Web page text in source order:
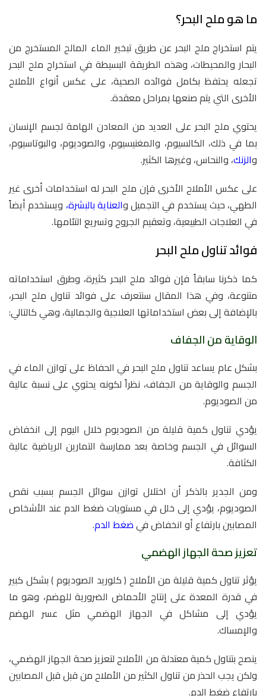
ما هو ملح البحر؟
يتم استخراج ملح البحر عن طريق تبخير الماء المالح المستخرج من
البحار والمحيطات، وهذه الطريقة البسيطة في استخراج ملح البحر
تجعله يحتفظ بكامل فوائده الصحية، على عكس أنواع الأملاح
الأخرى التي يتم صنعها بمراحل معقدة.
يحتوي ملح البحر على العديد من المعادن الهامة لجسم الإنسان
بما في ذلك، الكالسيوم، والمغنيسيوم، والصوديوم، والبوتاسيوم،
والزنك، والنحاس، وغيرها الكثير.
على عكس الأملاح الأخرى فإن ملح البحر له استخدامات أخرى غير
الطهي، حيث يستخدم في التجميل والعناية بالبشرة، ويستخدم أيضاً
في العلاجات الطبيعية، وتعقيم الجروح وتسريع التئامها.
فوائد تناول ملح البحر
كما ذكرنا سابقاً فإن فوائد ملح البحر كثيرة، وطرق استخداماته
متنوعة، وفي هذا المقال سنتعرف على فوائد تناول ملح البحر،
بالإضافة إلى بعض استخداماتها العلاجية والجمالية، وهي كالتالي:
الوقاية من الجفاف
بشكل عام يساعد تناول ملح البحر في الحفاظ على توازن الماء في
الجسم والوقاية من الجفاف، نظراً لكونه يحتوي على نسبة عالية
من الصوديوم.
يؤدي تناول كمية قليلة من الصوديوم خلال اليوم إلى انخفاض
السوائل في الجسم وخاصة بعد ممارسة التمارين الرياضية عالية
الكثافة.
ومن الجدير بالذكر أن اختلال توازن سوائل الجسم بسبب نقص
الصوديوم، يؤدي إلى خلل في مستويات ضغط الدم عند الأشخاص
المصابين بارتفاع أو انخفاض فيضغط الدم.
تعزيز صحة الجهاز الهضمي
يؤثر تناول كمية قليلة من الأملاح ( كلوريد الصوديوم ) بشكل كبير
في قدرة المعدة على إنتاج الأحماض الضرورية للهضم، وهو ما
يؤدي إلى مشاكل في الجهاز الهضمي مثل عسر الهضم
والإمساك.
ينصح بتناول كمية معتدلة من الأملاح لتعزيز صحة الجهاز الهضمي،
ولكن يجب الحذر من تناول الكثير من الأملاح من قبل قبل المصابين
بارتفاع ضغط الدم.